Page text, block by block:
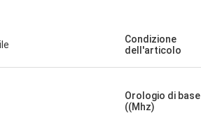
Condizione
dell'articolo
Orologio di base
((Mhz)